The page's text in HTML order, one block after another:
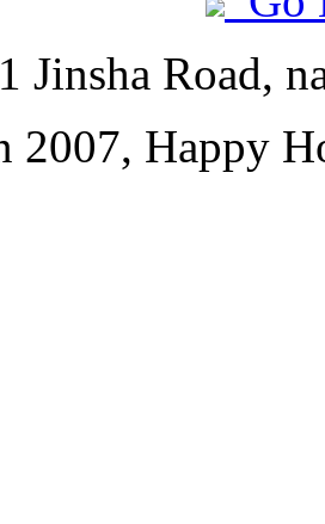
Jinsha Road,
2007, Happy